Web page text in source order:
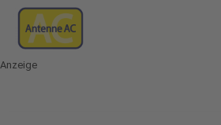
Anzeige